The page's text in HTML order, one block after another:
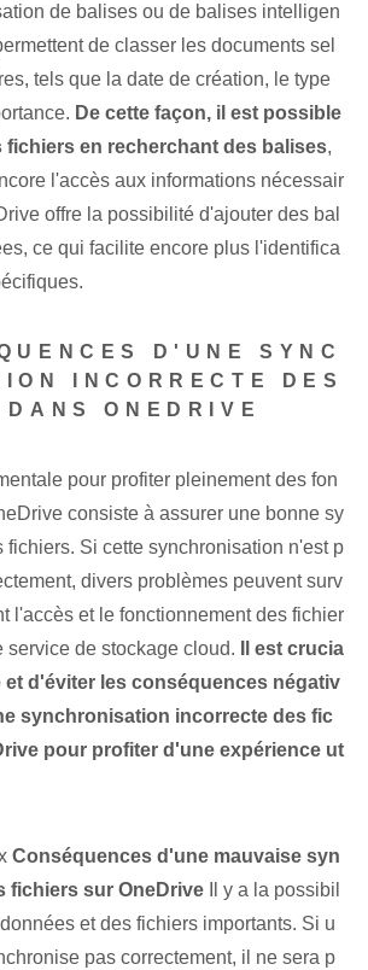
de balises ou de balises intelligen
de classer les documents sel
tels que la date de création, le type
De cette façon, il est possible
fichiers en recherchant des balises,⁤
l'accès aux informations nécessair
offre la possibilité⁢ d'ajouter des bal
ce qui facilite encore plus l'identifica
D'UNE SYNC
INCORRECTE DES
ONEDRIVE
pour profiter pleinement des fon
consiste à assurer une bonne sy
fichiers. Si cette synchronisation n'est p
divers problèmes peuvent surv
l'accès et le fonctionnement des fichier
service de stockage cloud.
Il est crucia
et d'éviter les conséquences négativ
synchronisation incorrecte des fic
pour profiter d'une expérience ut
Conséquences d'une mauvaise syn
fichiers sur OneDrive Il y a⁢ la possibil
et des fichiers importants. Si u
pas correctement, il ne sera p